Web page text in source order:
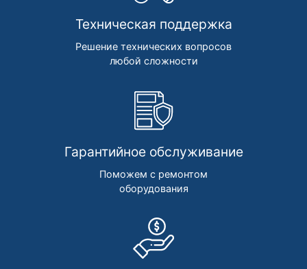
Техническая поддержка
Решение технических вопросов
любой сложности
Гарантийное обслуживание
Поможем с ремонтом
оборудования